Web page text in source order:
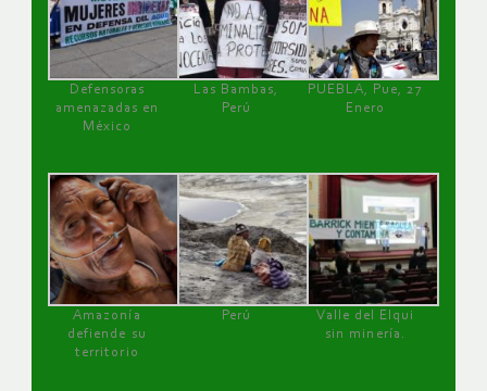
Defensoras
amenazadas en
México
Las Bambas,
Perú
PUEBLA, Pue, 27
Enero
Amazonía
defiende su
territorio
Perú
Valle del Elqui
sin minería.